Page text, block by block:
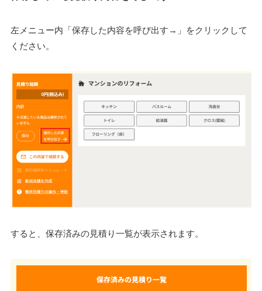
左メニュー内「保存した内容を呼び出す→」をクリックして
ください。
すると、保存済みの見積り一覧が表示されます。